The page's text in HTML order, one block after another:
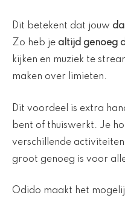
Dit betekent dat jouw
Zo heb je altijd genoeg
kijken en muziek te
maken over limieten.
Dit voordeel is extra
bent of thuiswerkt. Je
verschillende
groot genoeg is voor
Odido maakt het